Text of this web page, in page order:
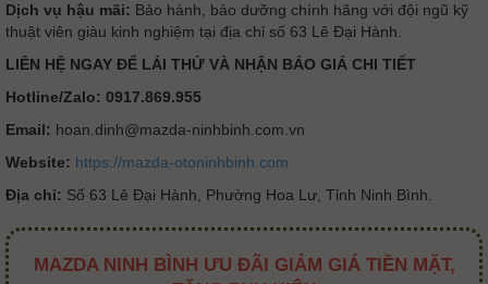
Dịch vụ hậu mãi: Bảo hành, bảo dưỡng chính hãng với đội ngũ kỹ
thuật viên giàu kinh nghiệm tại địa chỉ số 63 Lê Đại Hành.
LIÊN HỆ NGAY ĐỂ LÁI THỬ VÀ NHẬN BÁO GIÁ CHI TIẾT
Hotline/Zalo: 0917.869.955
Email: hoan.dinh@mazda-ninhbinh.com.vn
Website: https://mazda-otoninhbinh.com
Địa chỉ: Số 63 Lê Đại Hành, Phường Hoa Lư, Tỉnh Ninh Bình.
MAZDA NINH BÌNH ƯU ĐÃI GIẢM GIÁ TIỀN MẶT,